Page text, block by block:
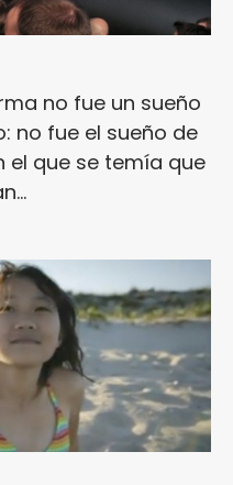
no fue un sueño
no fue el sueño de
el que se temía que